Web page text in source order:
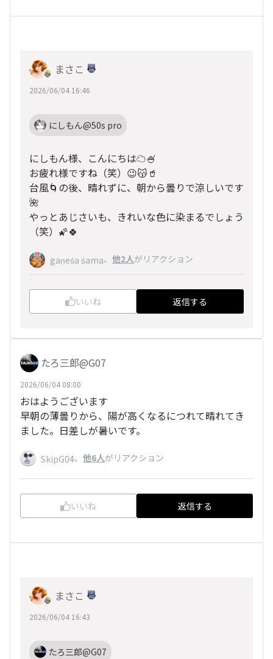
まさこ
2026/06/04 16:46
にしもん@50s pro
にしもん様、こんにちは☁️🍧
お疲れ様ですね（笑）😉😽🥤
台風🌀の後、晴れずに、朝から曇りで涼しいです
🌺
やっとあじさいも、きれいな色に染まるでしょう
（笑）🌠🍀
gaṇeśa śama、 他2人がリアクション
いいね 返信する
たろ三郎@G07
2026/06/04 08:00
おはようございます
早朝の薄曇りから、陽が高くなるにつれて晴れてき
ました。日差しが暑いです。
SkipG04、 他6人がリアクション
いいね 返信する
まさこ
2026/06/04 16:43
たろ三郎@G07